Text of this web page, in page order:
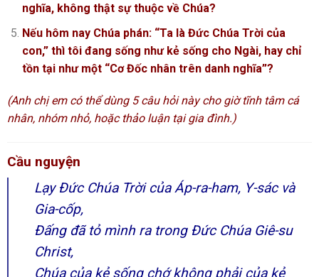
nghĩa, không thật sự thuộc về Chúa?
Nếu hôm nay Chúa phán: “Ta là Đức Chúa Trời của
con,” thì tôi đang sống như kẻ sống cho Ngài, hay chỉ
tồn tại như một “Cơ Đốc nhân trên danh nghĩa”?
(Anh chị em có thể dùng 5 câu hỏi này cho giờ tĩnh tâm cá
nhân, nhóm nhỏ, hoặc thảo luận tại gia đình.)
Cầu nguyện
Lạy Đức Chúa Trời của Áp-ra-ham, Y-sác và
Gia-cốp,
Đấng đã tỏ mình ra trong Đức Chúa Giê-su
Christ,
Chúa của kẻ sống chớ không phải của kẻ